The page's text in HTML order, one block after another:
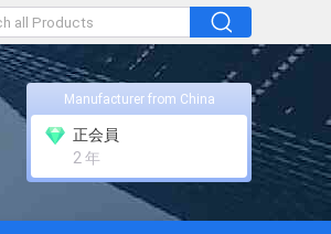
Manufacturer from China
正会員
2 年